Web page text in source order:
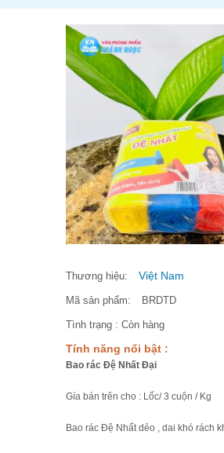
Thương hiệu: Việt Nam
Mã sản phẩm: BRDTD
Tình trạng : Còn hàng
Tính năng nổi bật :
Bao rác Đệ Nhất Đại
Gía bán trên cho : Lốc/ 3 cuộn / Kg
Bao rác Đệ Nhất dẻo , dai khó rách